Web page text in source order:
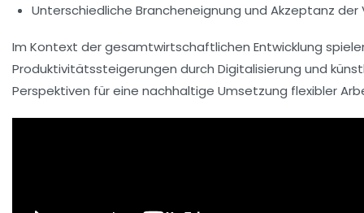
Unterschiedliche Brancheneignung und Akzeptanz
Im Kontext der gesamtwirtschaftlichen Entwicklung
Produktivitätssteigerungen durch Digitalisierung und
Perspektiven für eine nachhaltige Umsetzung flexibler